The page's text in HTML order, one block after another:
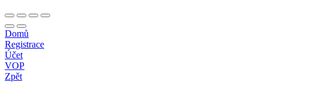
Domů
Registrace
Účet
VOP
Zpět